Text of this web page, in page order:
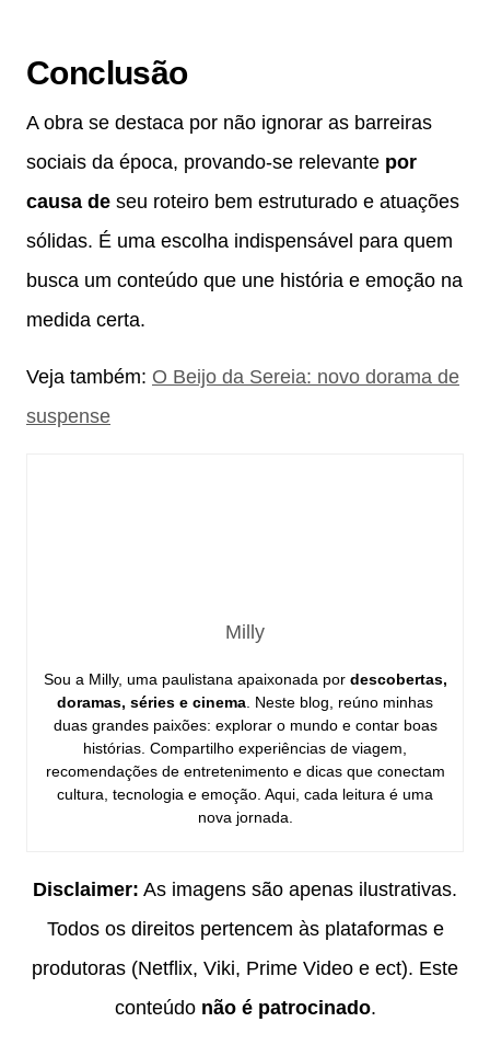
Conclusão
A obra se destaca por não ignorar as barreiras
sociais da época, provando-se relevante por
causa de seu roteiro bem estruturado e atuações
sólidas. É uma escolha indispensável para quem
busca um conteúdo que une história e emoção na
medida certa.
Veja também: O Beijo da Sereia: novo dorama de
suspense
Milly
Sou a Milly, uma paulistana apaixonada por descobertas,
doramas, séries e cinema . Neste blog, reúno minhas
duas grandes paixões: explorar o mundo e contar boas
histórias. Compartilho experiências de viagem,
recomendações de entretenimento e dicas que conectam
cultura, tecnologia e emoção. Aqui, cada leitura é uma
nova jornada.
Disclaimer: As imagens são apenas ilustrativas.
Todos os direitos pertencem às plataformas e
produtoras (Netflix, Viki, Prime Video e ect). Este
conteúdo não é patrocinado.